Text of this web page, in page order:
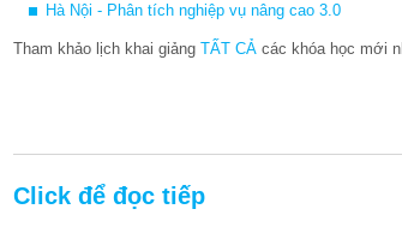
Hà Nội - Phân tích nghiệp vụ nâng cao 3.0
Tham khảo lịch khai giảng TẤT CẢ các khóa học mới
Click để đọc tiếp